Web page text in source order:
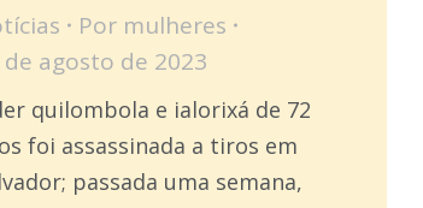
Por mulheres
de agosto de 2023
quilombola e ialorixá de 72
foi assassinada a tiros em
passada uma semana,